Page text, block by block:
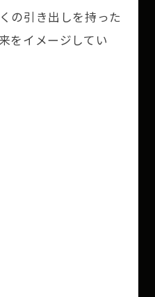
の引き出しを持った
をイメージしてい